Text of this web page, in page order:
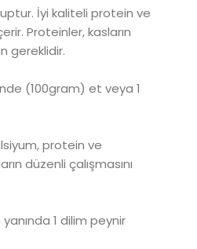
İyi kaliteli protein ve
Proteinler, kasların
gereklidir.
(100gram) et veya 1
protein ve
düzenli çalışmasını
1 dilim peynir